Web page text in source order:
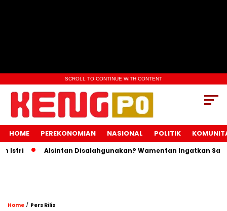
SCROLL TO CONTINUE WITH CONTENT
HOME PEREKONOMIAN NASIONAL POLITIK
Alsintan Disalahgunakan? Wamentan Ingatkan Sanksi
Home / Pers Rilis